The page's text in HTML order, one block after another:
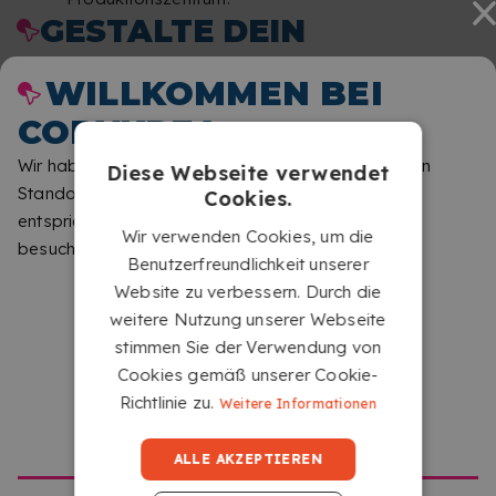
WILLKOMMEN BEI
COPYKREA
Wir haben festgestellt, dass Sie von einem anderen
Standort aus surfen als dem, der dieser Website
entspricht. Bitte teilen Sie uns mit, welche Seite Sie
besuchen möchten.
GEHE ZU COPYKREA USA
GESTALTE DEIN
HARDCOVER-
FOTOALBUM
MAXIMALER SCHUTZ FÜR IHRE FOTOGRAFIEN
Diese Webseite verwendet
Cookies.
Wir verwenden Cookies, um die
Benutzerfreundlichkeit unserer
Website zu verbessern. Durch die
weitere Nutzung unserer Webseite
stimmen Sie der Verwendung von
Cookies gemäß unserer Cookie-
Richtlinie zu. Weitere Informationen
ALLE AKZEPTIEREN